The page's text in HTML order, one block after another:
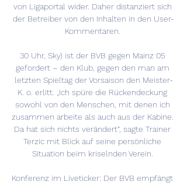
von Ligaportal wider. Daher distanziert sich
der Betreiber von den Inhalten in den User-
Kommentaren.
30 Uhr, Sky) ist der BVB gegen Mainz 05
gefordert – den Klub, gegen den man am
letzten Spieltag der Vorsaison den Meister-
K. o. erlitt. „Ich spüre die Rückendeckung
sowohl von den Menschen, mit denen ich
zusammen arbeite als auch aus der Kabine.
Da hat sich nichts verändert“, sagte Trainer
Terzic mit Blick auf seine persönliche
Situation beim kriselnden Verein.
Konferenz im Liveticker: Der BVB empfängt